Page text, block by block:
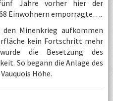
Jahre vorher hier der
Einwohnern emporragte….
Minenkrieg aufkommen
kein Fortschritt mehr
die Besetzung des
So begann die Anlage des
Höhe.